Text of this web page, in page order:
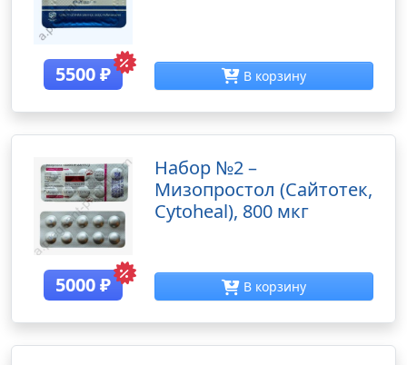
5500₽ В корзину
5000₽
Набор №2 –
Мизопростол (Сайтотек,
Cytoheal), 800 мкг
В корзину